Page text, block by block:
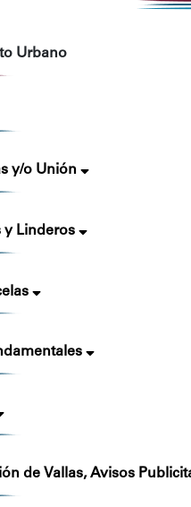
Urbano
y/o Unión
y Linderos
de Vallas, Avisos